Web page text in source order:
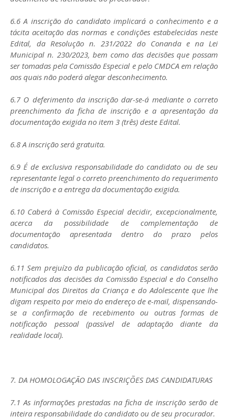
6.6 A inscrição do candidato implicará o conhecimento e a
tácita aceitação das normas e condições estabelecidas neste
Edital, da Resolução n. 231/2022 do Conanda e na Lei
Municipal n. 230/2023, bem como das decisões que possam
ser tomadas pela Comissão Especial e pelo CMDCA em relação
aos quais não poderá alegar desconhecimento.
6.7 O deferimento da inscrição dar-se-á mediante o correto
preenchimento da ficha de inscrição e a apresentação da
documentação exigida no item 3 (três) deste Edital.
6.8 A inscrição será gratuita.
6.9 É de exclusiva responsabilidade do candidato ou de seu
representante legal o correto preenchimento do requerimento
de inscrição e a entrega da documentação exigida.
6.10 Caberá à Comissão Especial decidir, excepcionalmente,
acerca da possibilidade de complementação de
documentação apresentada dentro do prazo pelos
candidatos.
6.11 Sem prejuízo da publicação oficial, os candidatos serão
notificados das decisões da Comissão Especial e do Conselho
Municipal dos Direitos da Criança e do Adolescente que lhe
digam respeito por meio do endereço de e-mail, dispensando-
se a confirmação de recebimento ou outras formas de
notificação pessoal (passível de adaptação diante da
realidade local).
7. DA HOMOLOGAÇÃO DAS INSCRIÇÕES DAS CANDIDATURAS
7.1 As informações prestadas na ficha de inscrição serão de
inteira responsabilidade do candidato ou de seu procurador.